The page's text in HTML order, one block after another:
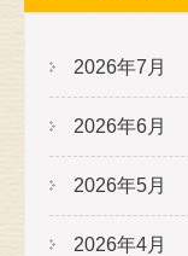
2026年7月
2026年6月
2026年5月
2026年4月